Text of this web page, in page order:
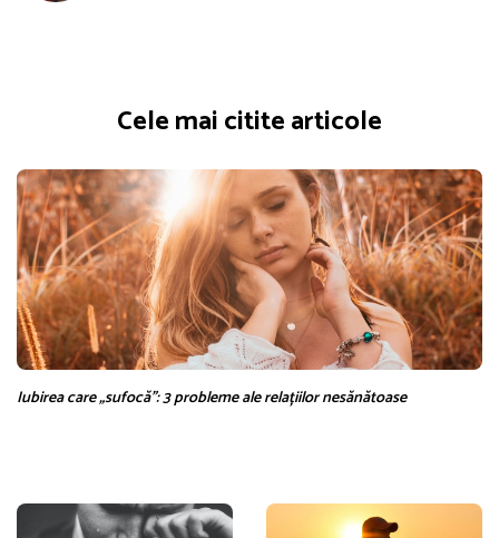
Cele mai citite articole
Iubirea care „sufocă”: 3 probleme ale relațiilor nesănătoase